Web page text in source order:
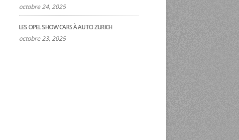
octobre 24, 2025
LES OPEL SHOW CARS À AUTO ZURICH
octobre 23, 2025